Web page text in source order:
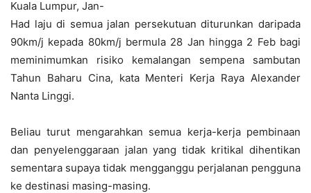
Kuala Lumpur, Jan-
Had laju di semua jalan persekutuan diturunkan daripada
90km/j kepada 80km/j bermula 28 Jan hingga 2 Feb bagi
meminimumkan risiko kemalangan sempena sambutan
Tahun Baharu Cina, kata Menteri Kerja Raya Alexander
Nanta Linggi.
Beliau turut mengarahkan semua kerja-kerja pembinaan
dan penyelenggaraan jalan yang tidak kritikal dihentikan
sementara supaya tidak mengganggu perjalanan pengguna
ke destinasi masing-masing.